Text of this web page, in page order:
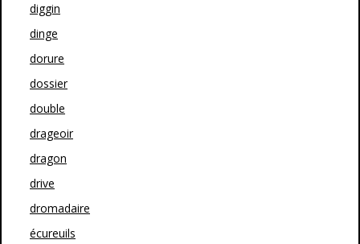
diggin
dinge
dorure
dossier
double
drageoir
dragon
drive
dromadaire
écureuils